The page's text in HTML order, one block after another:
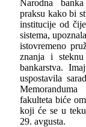
Narodna
praksu kako bi
institucije od
sistema,
istovremeno
znanja i
bankarstva.
uspostavila
fakulteta biće
koji će se u
29. avgusta.